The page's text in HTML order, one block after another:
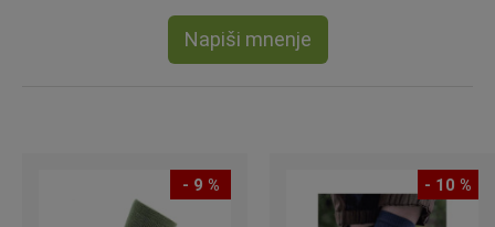
Napiši mnenje
- 9 % - 10 %